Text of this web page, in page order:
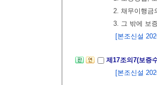
2. 채무이행금
3. 그 밖에 보
[본조신설
제17조의7(보증
[본조신설